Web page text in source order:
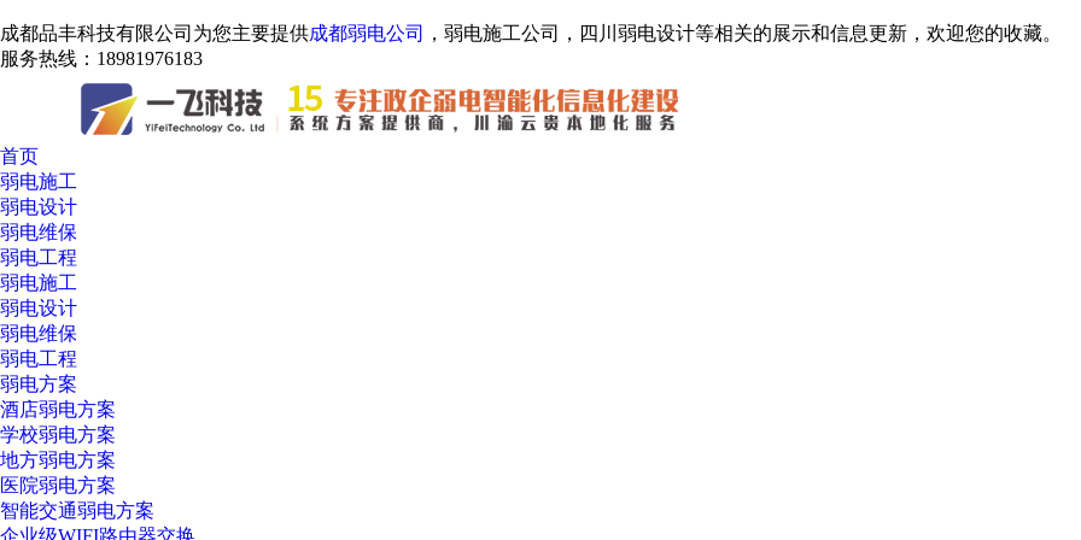
成都品丰科技有限公司为您主要提供成都弱电公司 ，弱电施工公司，四川弱电设计等相关的展示和信息更新，欢迎您的收藏。
服务热线：18981976183
首页
弱电施工
弱电设计
弱电维保
弱电工程
弱电施工
弱电设计
弱电维保
弱电工程
弱电方案
酒店弱电方案
学校弱电方案
地方弱电方案
医院弱电方案
智能交通弱电方案
企业级WIFI路由器交换